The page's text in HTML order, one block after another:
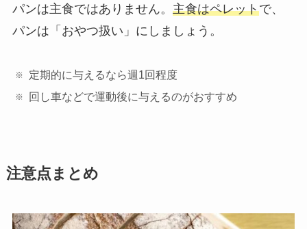
パンは主食ではありません。 主食はペレットで、
パンは「おやつ扱い」にしましょう。
定期的に与えるなら週1回程度
回し車などで運動後に与えるのがおすすめ
注意点まとめ